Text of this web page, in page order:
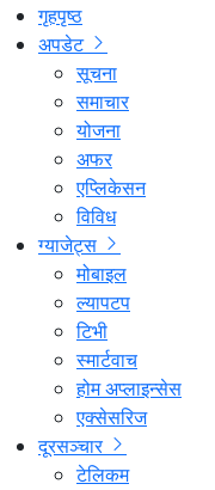
गृहपृष्ठ
अपडेट
सूचना
समाचार
योजना
अफर
एप्लिकेसन
विविध
ग्याजेट्स
मोबाइल
ल्यापटप
टिभी
स्मार्टवाच
होम अप्लाइन्सेस
एक्सेसरिज
दूरसञ्चार
टेलिकम